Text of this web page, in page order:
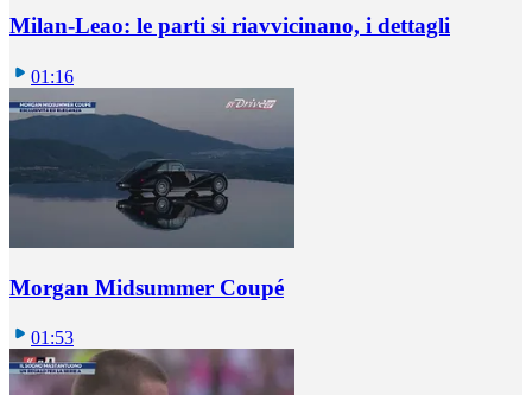
Milan-Leao: le parti si riavvicinano, i dettagli
01:16
Morgan Midsummer Coupé
01:53